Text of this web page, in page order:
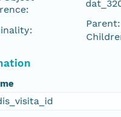
Parent: